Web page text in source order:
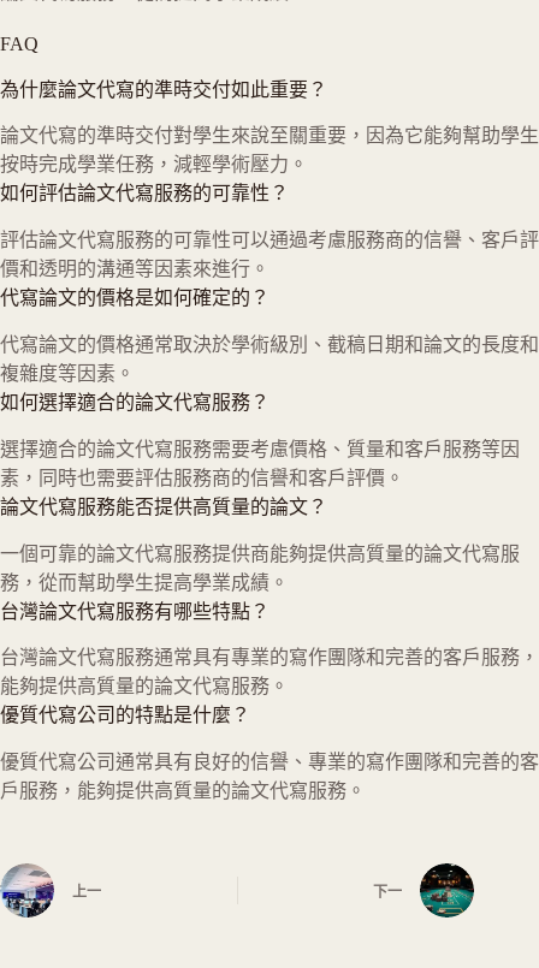
FAQ
為什麼論文代寫的準時交付如此重要？
論文代寫的準時交付對學生來說至關重要，因為它能夠幫助學生
按時完成學業任務，減輕學術壓力。
如何評估論文代寫服務的可靠性？
評估論文代寫服務的可靠性可以通過考慮服務商的信譽、客戶評
價和透明的溝通等因素來進行。
代寫論文的價格是如何確定的？
代寫論文的價格通常取決於學術級別、截稿日期和論文的長度和
複雜度等因素。
如何選擇適合的論文代寫服務？
選擇適合的論文代寫服務需要考慮價格、質量和客戶服務等因
素，同時也需要評估服務商的信譽和客戶評價。
論文代寫服務能否提供高質量的論文？
一個可靠的論文代寫服務提供商能夠提供高質量的論文代寫服
務，從而幫助學生提高學業成績。
台灣論文代寫服務有哪些特點？
台灣論文代寫服務通常具有專業的寫作團隊和完善的客戶服務，
能夠提供高質量的論文代寫服務。
優質代寫公司的特點是什麼？
優質代寫公司通常具有良好的信譽、專業的寫作團隊和完善的客
戶服務，能夠提供高質量的論文代寫服務。
上一 下一